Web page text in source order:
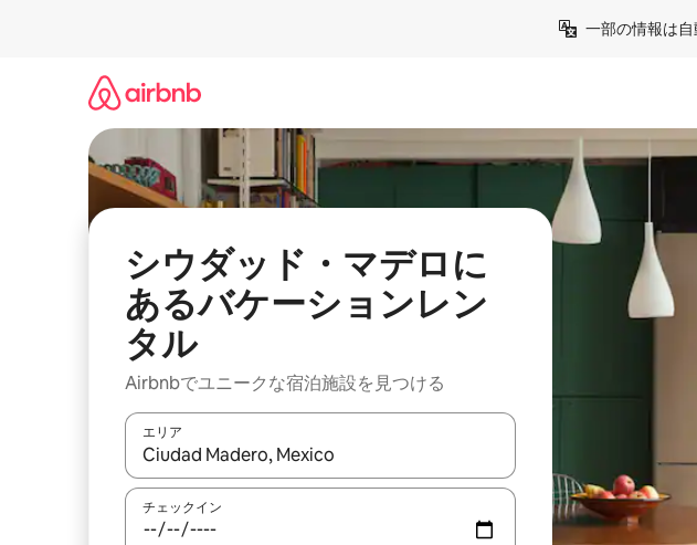
一部の情報は自
シウダッド・マデロに
あるバケーションレン
タル
Airbnbでユニークな宿泊施設を見つける
エリア
検索結果が表示されたら、上下の矢印キーを使って移動するか、画面をタッチ
チェックイン